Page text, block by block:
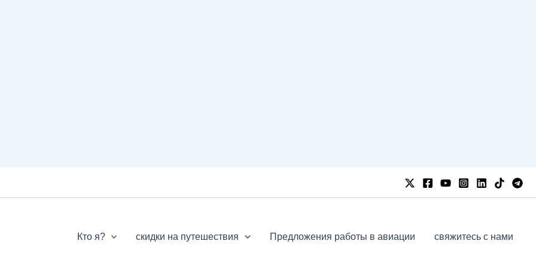
Кто я? скидки на путешествия Предложения работы в авиации свяжитесь с нами